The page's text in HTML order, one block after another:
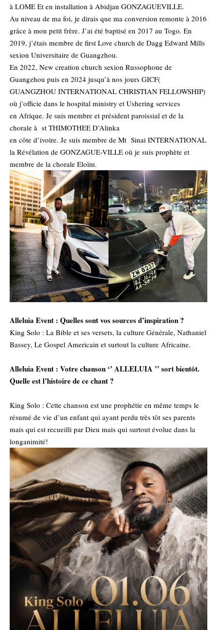
à LOME Et en installation à Abidjan GONZAGUEVILLE.
‎Au niveau de ma foi, je dirais que ma conversion remonte à 2016
grâce à mon petit frère. J’ai été baptisé en 2017 au Togo. En
2019, j’étais membre de first Love church de Dagg Edward Mills
sexion Universitaire de Guangzhou.
‎En 2022, New creation church sexion Russophone de
Guangzhou puis en 2024 jusqu’à nos jours GICF(
GUANGZHOU INTERNATIONAL CHRISTIAN FELLOWSHIP)
où j’officie dans le hospital ministry et Ushering services
‎en Afrique. Je suis membre et président paroissial et de la
chorale à st THIMOTHEE D’Alinka
‎en côte d’ivoire. Je suis membre de Mt Sinai INTERNATIONAL
la Révélation de GONZAGUE-VILLE où je suis prophète et
membre de la chorale Eloïm.
‎Alleluia Event : Quelles sont vos sources d’inspiration ?
‎King Solo : La Bible et ses versets, la culture Générale, Nathaniel
Bassey, Le Gospel Americain et surtout la culture Africaine.
‎Alleluia Event : Votre chanson ‘’ ALLELUIA ’’ sort bientôt.
Quelle est l’histoire de ce chant ?
‎King Solo : Cette chanson est une prophétie en même temps le
résumé de vie d’un enfant qui ayant perdu très tôt ses parents
mais qui est recueilli par Dieu mais qui surtout évolue dans la
longanimité!